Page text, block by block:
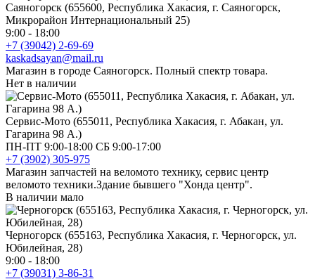
Саяногорск (655600, Республика Хакасия, г. Саяногорск,
Микрорайон Интернациональный 25)
9:00 - 18:00
+7 (39042) 2-69-69
kaskadsayan@mail.ru
Магазин в городе Саяногорск. Полный спектр товара.
Нет в наличии
Сервис-Мото (655011, Республика Хакасия, г. Абакан, ул.
Гагарина 98 А.)
ПН-ПТ 9:00-18:00 СБ 9:00-17:00
+7 (3902) 305-975
Магазин запчастей на веломото технику, сервис центр
веломото техники.Здание бывшего "Хонда центр".
В наличии мало
Черногорск (655163, Республика Хакасия, г. Черногорск, ул.
Юбилейная, 28)
9:00 - 18:00
+7 (39031) 3-86-31